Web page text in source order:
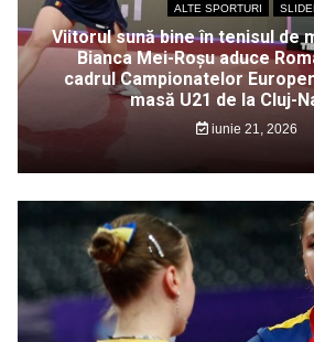
ALTE SPORTURI
Viitorul sună bine în tenisul de
Bianca Mei-Roșu aduce
cadrul Campionatelor
masă U21 de la Cluj-
iunie 21, 2026